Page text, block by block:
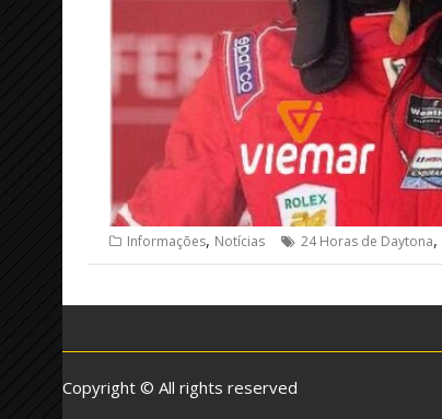
Informações, Notícias 24 Horas de Daytona,
Copyright © All rights reserved